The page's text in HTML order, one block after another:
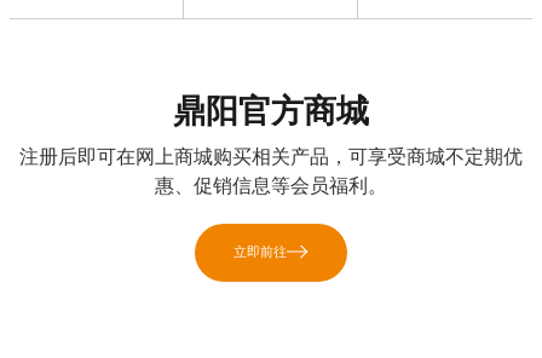
鼎阳官方商城
注册后即可在网上商城购买相关产品，可享受商城不定期优
惠、促销信息等会员福利。
立即前往